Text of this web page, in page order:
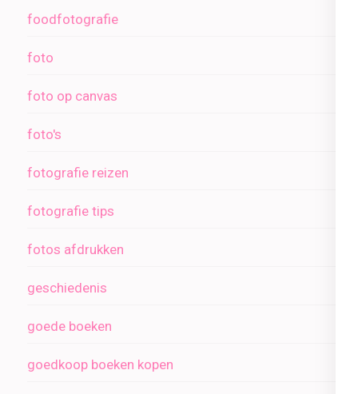
foodfotografie
foto
foto op canvas
foto's
fotografie reizen
fotografie tips
fotos afdrukken
geschiedenis
goede boeken
goedkoop boeken kopen